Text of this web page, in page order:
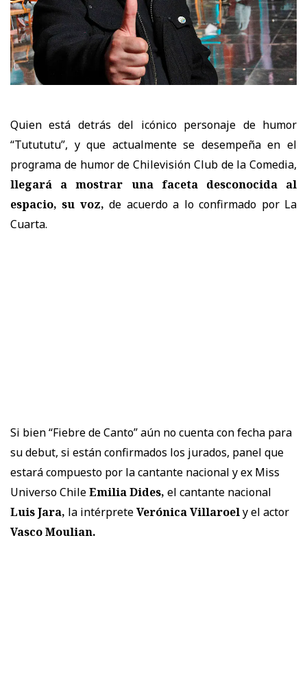
Quien está detrás del icónico personaje de humor
“Tutututu”, y que actualmente se desempeña en el
programa de humor de Chilevisión Club de la Comedia,
llegará a mostrar una faceta desconocida al
espacio, su voz,de acuerdo a lo confirmado por La
Cuarta.
Si bien “Fiebre de Canto” aún no cuenta con fecha para
su debut, si están confirmados los jurados, panel que
estará compuesto por la cantante nacional y ex Miss
Universo ChileEmilia Dides, el cantante nacional
Luis Jara, la intérpreteVerónica Villaroely el actor
Vasco Moulian.